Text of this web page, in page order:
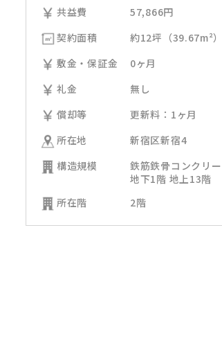
共益費
57,866円
契約面積
約12坪（39.67m²）
敷金・保証金
0ヶ月
礼金
無し
償却等
更新料：1ヶ月
所在地
新宿区新宿4
構造規模
鉄筋鉄骨コンクリ
地下1階 地上13階
所在階
2階